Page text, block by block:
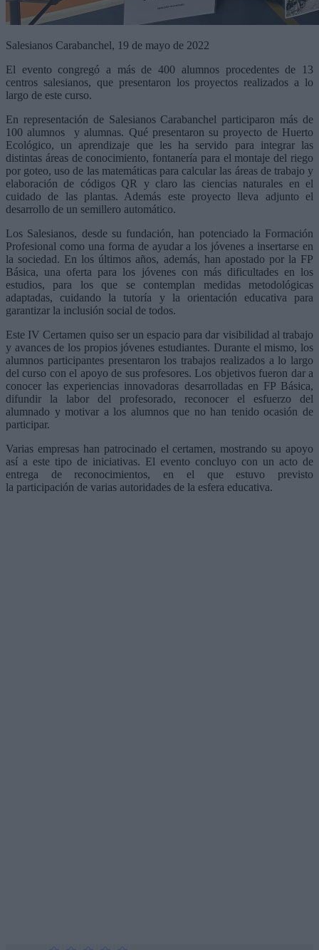
Salesianos Carabanchel, 19 de mayo de 2022
El evento congregó a más de 400 alumnos procedentes de 13
centros salesianos, que presentaron los proyectos realizados a lo
largo de este curso.
En representación de Salesianos Carabanchel participaron más de
100 alumnos y alumnas. Qué presentaron su proyecto de Huerto
Ecológico, un aprendizaje que les ha servido para integrar las
distintas áreas de conocimiento, fontanería para el montaje del riego
por goteo, uso de las matemáticas para calcular las áreas de trabajo y
elaboración de códigos QR y claro las ciencias naturales en el
cuidado de las plantas. Además este proyecto lleva adjunto el
desarrollo de un semillero automático.
Los Salesianos, desde su fundación, han potenciado la Formación
Profesional como una forma de ayudar a los jóvenes a insertarse en
la sociedad. En los últimos años, además, han apostado por la FP
Básica, una oferta para los jóvenes con más dificultades en los
estudios, para los que se contemplan medidas metodológicas
adaptadas, cuidando la tutoría y la orientación educativa para
garantizar la inclusión social de todos.
Este IV Certamen quiso ser un espacio para dar visibilidad al trabajo
y avances de los propios jóvenes estudiantes. Durante el mismo, los
alumnos participantes presentaron los trabajos realizados a lo largo
del curso con el apoyo de sus profesores. Los objetivos fueron dar a
conocer las experiencias innovadoras desarrolladas en FP Básica,
difundir la labor del profesorado, reconocer el esfuerzo del
alumnado y motivar a los alumnos que no han tenido ocasión de
participar.
Varias empresas han patrocinado el certamen, mostrando su apoyo
así a este tipo de iniciativas. El evento concluyo con un acto de
entrega de reconocimientos, en el que estuvo previsto
la participación de varias autoridades de la esfera educativa.